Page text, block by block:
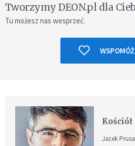
Tworzymy DEON.pl dla
Tu możesz nas wesprzeć.
Jacek